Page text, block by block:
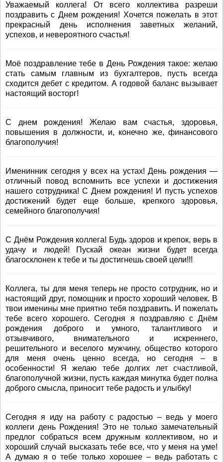
Уважаемый коллега! От всего коллектива разреши
поздравить с Днем рождения! Хочется пожелать в этот
прекрасный день исполнения заветных желаний,
успехов, и невероятного счастья!
Моё поздравление тебе в День Рождения такое: желаю
стать самым главным из бухгалтеров, пусть всегда
сходится дебет с кредитом. А годовой баланс вызывает
настоящий восторг!
С днем рождения! Желаю вам счастья, здоровья,
повышения в должности, и, конечно же, финансового
благополучия!
Именинник сегодня у всех на устах! День рождения —
отличный повод вспомнить все успехи и достижения
нашего сотрудника! С Днем рождения! И пусть успехов
достижений будет еще больше, крепкого здоровья,
семейного благополучия!
С Днём Рождения коллега! Будь здоров и крепок, верь в
удачу и людей! Пускай океан жизни будет всегда
благосклонен к тебе и ты достигнешь своей цели!!!
Коллега, ты для меня теперь не просто сотрудник, но и
настоящий друг, помощник и просто хороший человек. В
твои именины мне приятно тебя поздравить. И пожелать
тебе всего хорошего. Сегодня я поздравляю с Днём
рождения доброго и умного, талантливого и
отзывчивого, внимательного и искреннего,
решительного и веселого мужчину, общество которого
для меня очень ценно всегда, но сегодня – в
особенности! Я желаю тебе долгих лет счастливой,
благополучной жизни, пусть каждая минутка будет полна
доброго смысла, приносит тебе радость и улыбку!
Сегодня я иду на работу с радостью – ведь у моего
коллеги день Рождения! Это не только замечательный
предлог собраться всем дружным коллективом, но и
хороший случай высказать тебе все, что у меня на уме!
А думаю я о тебе только хорошее – ведь работать с